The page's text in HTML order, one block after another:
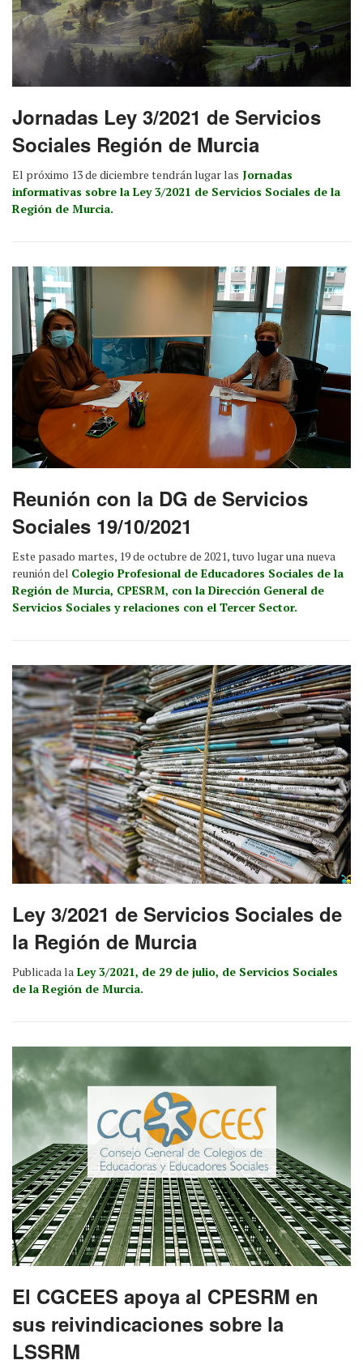
Jornadas Ley 3/2021 de Servicios
Sociales Región de Murcia
El próximo 13 de diciembre tendrán lugar las Jornadas
informativas sobre la Ley 3/2021 de Servicios Sociales de la
Región de Murcia.
Reunión con la DG de Servicios
Sociales 19/10/2021
Este pasado martes, 19 de octubre de 2021, tuvo lugar una nueva
reunión del Colegio Profesional de Educadores Sociales de la
Región de Murcia, CPESRM, con la Dirección General de
Servicios Sociales y relaciones con el Tercer Sector.
Ley 3/2021 de Servicios Sociales de
la Región de Murcia
Publicada la Ley 3/2021, de 29 de julio, de Servicios Sociales
de la Región de Murcia.
El CGCEES apoya al CPESRM en
sus reivindicaciones sobre la
LSSRM